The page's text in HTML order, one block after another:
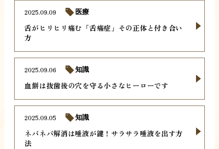
舌がヒリヒリ痛む「舌痛症」その正体と付き合い
方
2025.09.09 医療
血餅は抜歯後の穴を守る小さなヒーローです
2025.09.06 知識
ネバネバ解消は唾液が鍵！サラサラ唾液を出す方
法
2025.09.05 知識